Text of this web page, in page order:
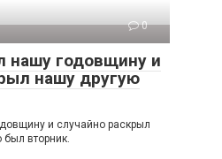
0
нашу годовщину и
нашу другую
и случайно раскрыл
вторник.